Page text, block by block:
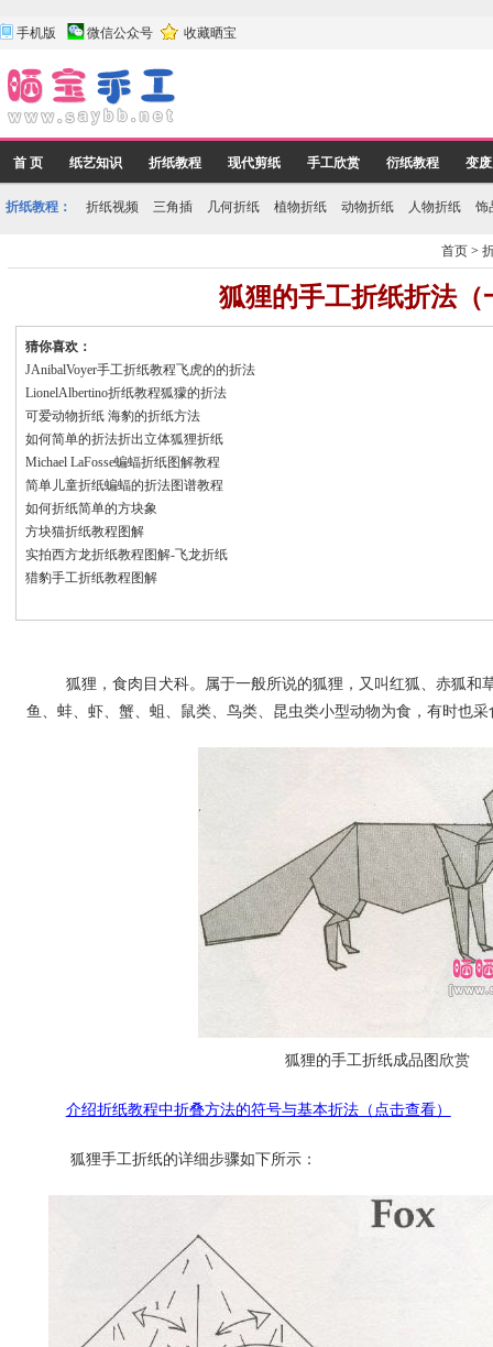
手机版 微信公众号 收藏晒宝
首 页 纸艺知识 折纸教程 现代剪纸 手工欣赏 衍纸教程 变
折纸教程： 折纸视频 三角插 几何折纸 植物折纸 动物折纸 人物折纸 饰
首页 >
狐狸的手工折纸折法（
猜你喜欢：
JAnibalVoyer手工折纸教程飞虎的的折法
LionelAlbertino折纸教程狐獴的折法
可爱动物折纸 海豹的折纸方法
如何简单的折法折出立体狐狸折纸
Michael LaFosse蝙蝠折纸图解教程
简单儿童折纸蝙蝠的折法图谱教程
如何折纸简单的方块象
方块猫折纸教程图解
实拍西方龙折纸教程图解-飞龙折纸
猎豹手工折纸教程图解
狐狸，食肉目犬科。属于一般所说的狐狸，又叫红狐、赤狐和
鱼、蚌、虾、蟹、蛆、鼠类、鸟类、昆虫类小型动物为食，有时也采
狐狸的手工折纸成品图欣赏
介绍折纸教程中折叠方法的符号与基本折法（点击查看）
狐狸手工折纸的详细步骤如下所示：